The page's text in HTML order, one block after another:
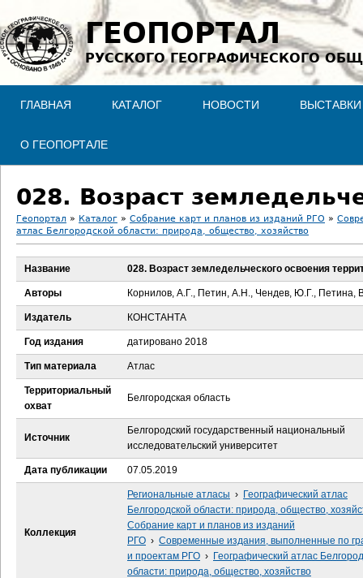
Jump to navigation
ГЕОПОРТАЛ
РУССКОГО ГЕОГРАФИЧЕСКОГО
ГЛАВНАЯ КАТАЛОГ НОВОСТИ ВЫСТАВКИ
О ГЕОПОРТАЛЕ
028. Возраст
В
ы
з
д
с
ь
Геопортал » Каталог » Собрание карт и планов из изданий РГО »
атлас Белгородской области: природа, общество, хозяйство
Название 028. Возраст земледельческого освоения
Авторы Корнилов, А.Г., Петин, А.Н., Чендев, Ю.Г., Петина,
Издатель КОНСТАНТА
Год издания датировано 2018
Тип материала Атлас
Территориальный
охват
Белгородская область
Источник
Белгородский государственный национальный
исследовательский университет
Дата публикации 07.05.2019
Коллекция
Региональные атласы › Географический атлас
Белгородской области: природа, общество,
Собрание карт и планов из изданий
РГО › Современные издания, выполненные по
и проектам РГО › Географический атлас
области: природа, общество, хозяйство